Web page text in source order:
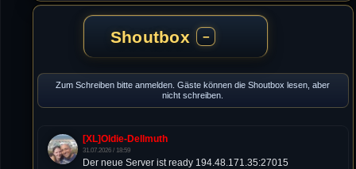
Shoutbox −
Zum Schreiben bitte anmelden. Gäste können die Shoutbox lesen, aber
nicht schreiben.
[XL]Oldie-Dellmuth
31.07.2026 / 18:59
Der neue Server ist ready 194.48.171.35:27015